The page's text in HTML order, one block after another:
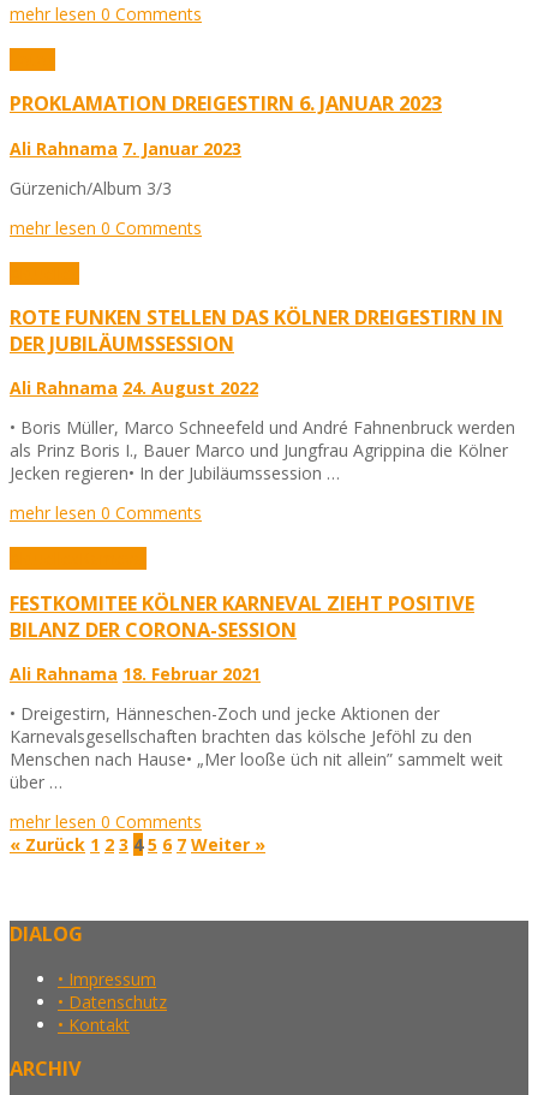
mehr lesen 0 Comments
PROKLAMATION DREIGESTIRN 6. JANUAR 2023
Ali Rahnama 7. Januar 2023
Gürzenich/Album 3/3
mehr lesen 0 Comments
ROTE FUNKEN STELLEN DAS KÖLNER DREIGESTIRN IN
DER JUBILÄUMSSESSION
Ali Rahnama 24. August 2022
• Boris Müller, Marco Schneefeld und André Fahnenbruck werden
als Prinz Boris I., Bauer Marco und Jungfrau Agrippina die Kölner
Jecken regieren• In der Jubiläumssession …
mehr lesen 0 Comments
FESTKOMITEE KÖLNER KARNEVAL ZIEHT POSITIVE
BILANZ DER CORONA-SESSION
Ali Rahnama 18. Februar 2021
• Dreigestirn, Hänneschen-Zoch und jecke Aktionen der
Karnevalsgesellschaften brachten das kölsche Jeföhl zu den
Menschen nach Hause• „Mer looße üch nit allein” sammelt weit
über …
mehr lesen 0 Comments
« Zurück 1 2 3 4 5 6 7 Weiter »
DIALOG
• Impressum
• Datenschutz
• Kontakt
ARCHIV